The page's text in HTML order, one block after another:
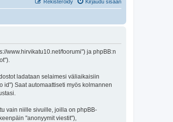
Kirjaudu sisään
Rekisteröidy
www.hirvikatu10.net/foorumi") ja phpBB:n
ladataan selaimesi väliaikaisiin
id") Saat automaattiseti myös kolmannen
vain niille sivuille, joilla on phpBB-
"anonyymit viestit"),